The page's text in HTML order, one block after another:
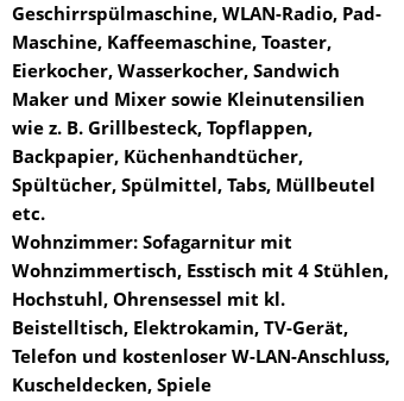
Geschirrspülmaschine, WLAN-Radio, Pad-
Maschine, Kaffeemaschine, Toaster,
Eierkocher, Wasserkocher, Sandwich
Maker und Mixer sowie Kleinutensilien
wie z. B. Grillbesteck, Topflappen,
Backpapier, Küchenhandtücher,
Spültücher, Spülmittel, Tabs, Müllbeutel
etc.
Wohnzimmer: Sofagarnitur mit
Wohnzimmertisch, Esstisch mit 4 Stühlen,
Hochstuhl, Ohrensessel mit kl.
Beistelltisch, Elektrokamin, TV-Gerät,
Telefon und kostenloser W-LAN-Anschluss,
Kuscheldecken, Spiele